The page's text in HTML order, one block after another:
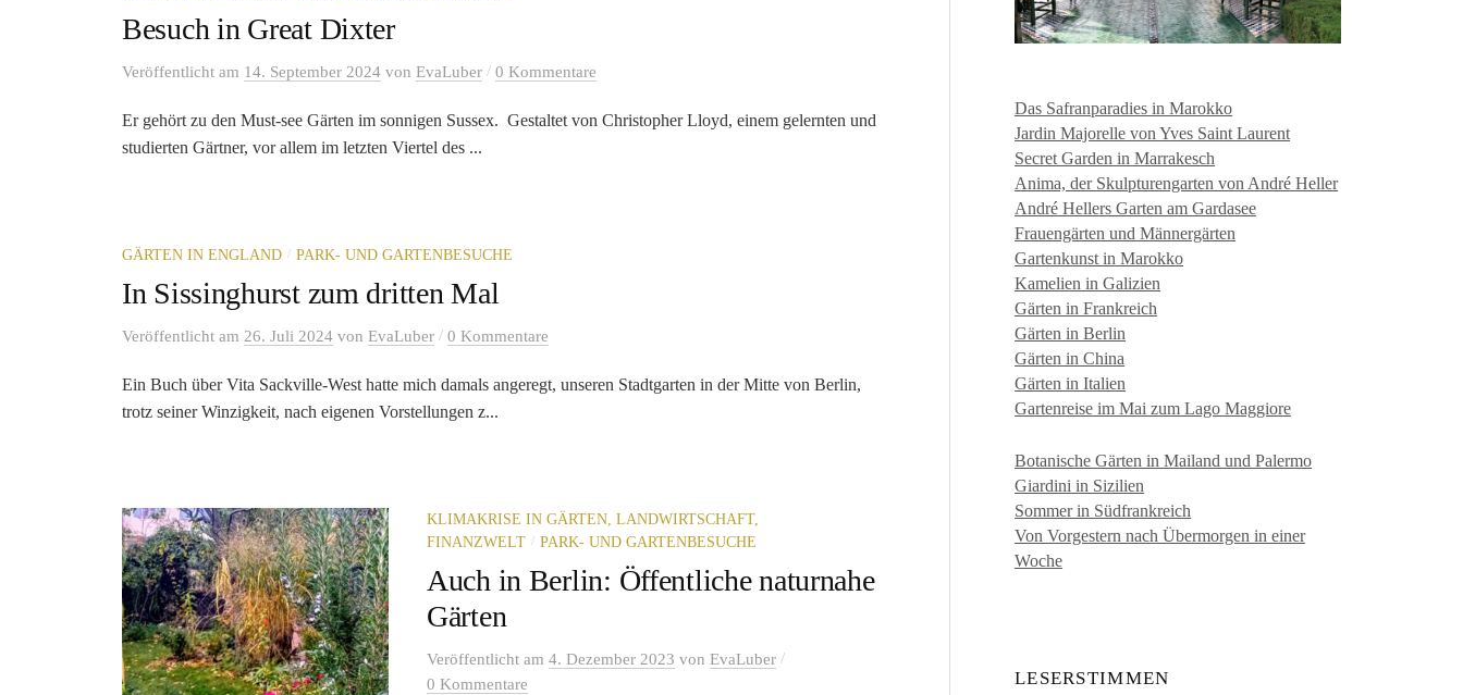
Besuch in Great Dixter
Veröffentlicht am 14. September 2024 von EvaLuber / 0 Kommentare
Er gehört zu den Must-see Gärten im sonnigen Sussex. Gestaltet von Christopher Lloyd, einem gelernten und
studierten Gärtner, vor allem im letzten Viertel des ...
GÄRTEN IN ENGLAND / PARK- UND GARTENBESUCHE
In Sissinghurst zum dritten Mal
Veröffentlicht am 26. Juli 2024 von EvaLuber / 0 Kommentare
Ein Buch über Vita Sackville-West hatte mich damals angeregt, unseren Stadtgarten in der Mitte von Berlin,
trotz seiner Winzigkeit, nach eigenen Vorstellungen z...
KLIMAKRISE IN GÄRTEN, LANDWIRTSCHAFT,
FINANZWELT / PARK- UND GARTENBESUCHE
Auch in Berlin: Öffentliche naturnahe
Gärten
Veröffentlicht am 4. Dezember 2023 von EvaLuber /
0 Kommentare
Das Safranparadies in Marokko
Jardin Majorelle von Yves Saint Laurent
Secret Garden in Marrakesch
Anima, der Skulpturengarten von André Heller
André Hellers Garten am Gardasee
Frauengärten und Männergärten
Gartenkunst in Marokko
Kamelien in Galizien
Gärten in Frankreich
Gärten in Berlin
Gärten in China
Gärten in Italien
Gartenreise im Mai zum Lago Maggiore
Botanische Gärten in Mailand und Palermo
Giardini in Sizilien
Sommer in Südfrankreich
Von Vorgestern nach Übermorgen in einer
Woche
LESERSTIMMEN